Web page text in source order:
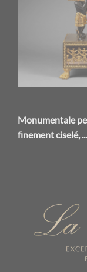
Monumentale
finement ciselé, ...